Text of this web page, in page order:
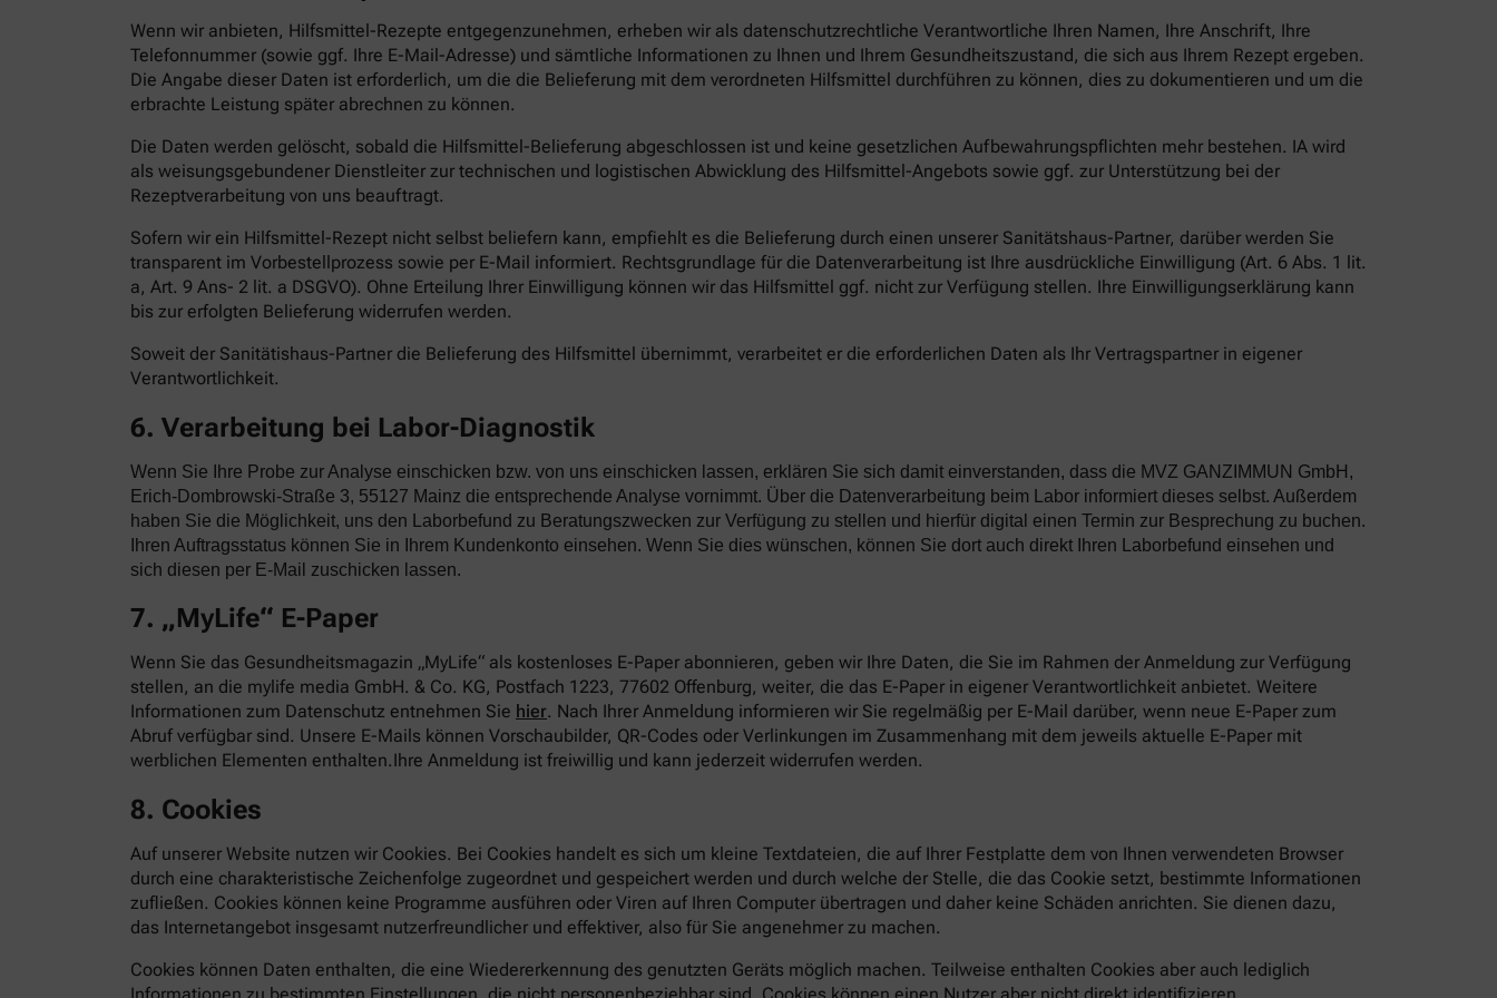
Wenn wir anbieten, Hilfsmittel-Rezepte entgegenzunehmen, erheben wir als datenschutzrechtliche Verantwortliche Ihren Namen, Ihre Anschrift, Ihre
Telefonnummer (sowie ggf. Ihre E-Mail-Adresse) und sämtliche Informationen zu Ihnen und Ihrem Gesundheitszustand, die sich aus Ihrem Rezept ergeben.
Die Angabe dieser Daten ist erforderlich, um die die Belieferung mit dem verordneten Hilfsmittel durchführen zu können, dies zu dokumentieren und um die
erbrachte Leistung später abrechnen zu können.
Die Daten werden gelöscht, sobald die Hilfsmittel-Belieferung abgeschlossen ist und keine gesetzlichen Aufbewahrungspflichten mehr bestehen. IA wird
als weisungsgebundener Dienstleiter zur technischen und logistischen Abwicklung des Hilfsmittel-Angebots sowie ggf. zur Unterstützung bei der
Rezeptverarbeitung von uns beauftragt.
Sofern wir ein Hilfsmittel-Rezept nicht selbst beliefern kann, empfiehlt es die Belieferung durch einen unserer Sanitätshaus-Partner, darüber werden Sie
transparent im Vorbestellprozess sowie per E-Mail informiert. Rechtsgrundlage für die Datenverarbeitung ist Ihre ausdrückliche Einwilligung (Art. 6 Abs. 1 lit.
a, Art. 9 Ans- 2 lit. a DSGVO). Ohne Erteilung Ihrer Einwilligung können wir das Hilfsmittel ggf. nicht zur Verfügung stellen. Ihre Einwilligungserklärung kann
bis zur erfolgten Belieferung widerrufen werden.
Soweit der Sanitätishaus-Partner die Belieferung des Hilfsmittel übernimmt, verarbeitet er die erforderlichen Daten als Ihr Vertragspartner in eigener
Verantwortlichkeit.
6. Verarbeitung bei Labor-Diagnostik
Wenn Sie Ihre Probe zur Analyse einschicken bzw. von uns einschicken lassen, erklären Sie sich damit einverstanden, dass die MVZ GANZIMMUN GmbH,
Erich-Dombrowski-Straße 3, 55127 Mainz die entsprechende Analyse vornimmt. Über die Datenverarbeitung beim Labor informiert dieses selbst. Außerdem
haben Sie die Möglichkeit, uns den Laborbefund zu Beratungszwecken zur Verfügung zu stellen und hierfür digital einen Termin zur Besprechung zu buchen.
Ihren Auftragsstatus können Sie in Ihrem Kundenkonto einsehen. Wenn Sie dies wünschen, können Sie dort auch direkt Ihren Laborbefund einsehen und
sich diesen per E-Mail zuschicken lassen.
7. „MyLife“ E-Paper
Wenn Sie das Gesundheitsmagazin „MyLife“ als kostenloses E-Paper abonnieren, geben wir Ihre Daten, die Sie im Rahmen der Anmeldung zur Verfügung
stellen, an die mylife media GmbH. & Co. KG, Postfach 1223, 77602 Offenburg, weiter, die das E-Paper in eigener Verantwortlichkeit anbietet. Weitere
Informationen zum Datenschutz entnehmen Sie hier. Nach Ihrer Anmeldung informieren wir Sie regelmäßig per E-Mail darüber, wenn neue E-Paper zum
Abruf verfügbar sind. Unsere E-Mails können Vorschaubilder, QR-Codes oder Verlinkungen im Zusammenhang mit dem jeweils aktuelle E-Paper mit
werblichen Elementen enthalten.Ihre Anmeldung ist freiwillig und kann jederzeit widerrufen werden.
8. Cookies
Auf unserer Website nutzen wir Cookies. Bei Cookies handelt es sich um kleine Textdateien, die auf Ihrer Festplatte dem von Ihnen verwendeten Browser
durch eine charakteristische Zeichenfolge zugeordnet und gespeichert werden und durch welche der Stelle, die das Cookie setzt, bestimmte Informationen
zufließen. Cookies können keine Programme ausführen oder Viren auf Ihren Computer übertragen und daher keine Schäden anrichten. Sie dienen dazu,
das Internetangebot insgesamt nutzerfreundlicher und effektiver, also für Sie angenehmer zu machen.
Cookies können Daten enthalten, die eine Wiedererkennung des genutzten Geräts möglich machen. Teilweise enthalten Cookies aber auch lediglich